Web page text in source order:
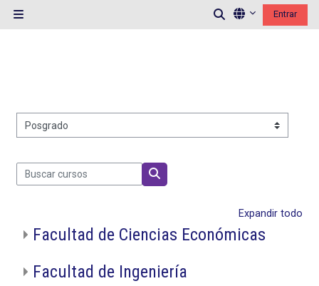
Selector de
Entrar
Categorías
Buscar cursos
Buscar cursos
Expandir todo
Facultad de Ciencias Económicas
Facultad de Ingeniería